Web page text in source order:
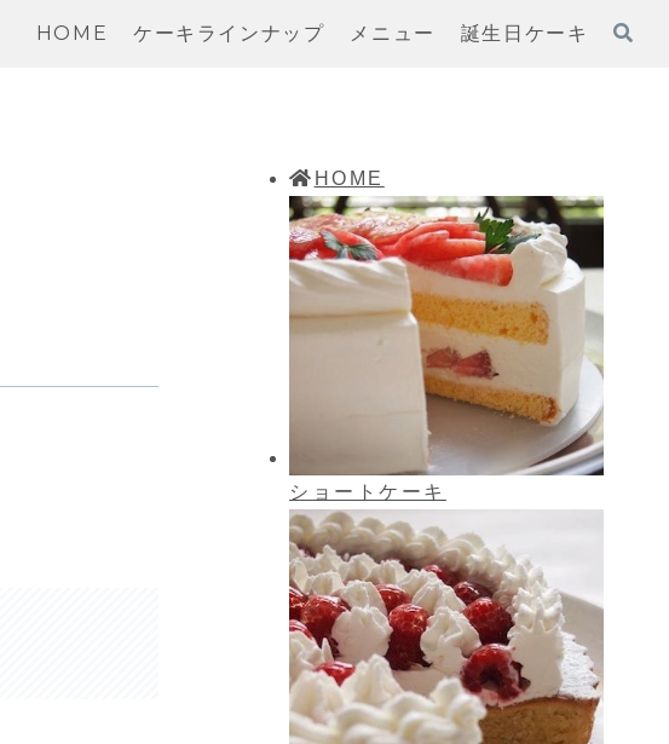
HOME ケーキラインナップ メニュー 誕生日ケーキ
HOME
ショートケーキ